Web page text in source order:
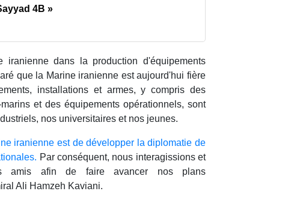
4B »
iranienne dans la production d'équipements
que la Marine iranienne est aujourd'hui fière
installations et armes, y compris des
et des équipements opérationnels, sont
nos universitaires et nos jeunes.
iranienne est de développer la diplomatie de
Par conséquent, nous interagissions et
amis afin de faire avancer nos plans
Ali Hamzeh Kaviani.